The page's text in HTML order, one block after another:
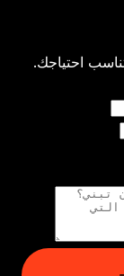
احتياجك.